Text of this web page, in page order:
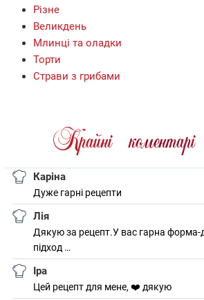
Різне
Великдень
Млинці та оладки
Торти
Страви з грибами
Крайнi коментарi
Каріна
Дуже гарні рецепти
Лія
Дякую за рецепт.У вас гарна форма-
підход …
Іра
Цей рецепт для мене, ❤️ дякую